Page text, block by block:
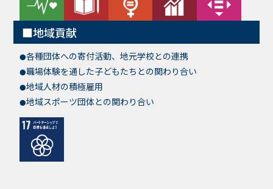
地域貢献
各種団体への寄付活動、地元学校との連携
職場体験を通した子どもたちとの関わり合い
地域人材の積極雇用
地域スポーツ団体との関わり合い